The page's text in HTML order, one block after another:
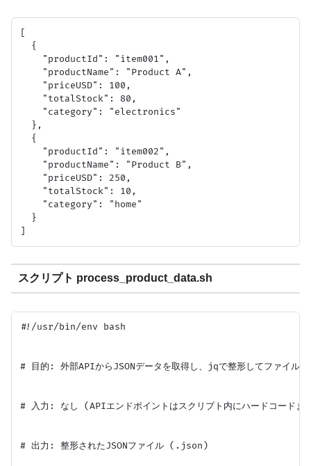
[
  {
    "productId": "item001",
    "productName": "Product A",
    "priceUSD": 100,
    "totalStock": 80,
    "category": "electronics"
  },
  {
    "productId": "item002",
    "productName": "Product B",
    "priceUSD": 250,
    "totalStock": 10,
    "category": "home"
  }
スクリプト process_product_data.sh
#!/usr/bin/env bash
# 目的: 外部APIからJSONデータを取得し、jqで整形してファイルに
# 入力: なし (APIエンドポイントはスクリプト内にハードコードま
# 出力: 整形されたJSONファイル (.json)